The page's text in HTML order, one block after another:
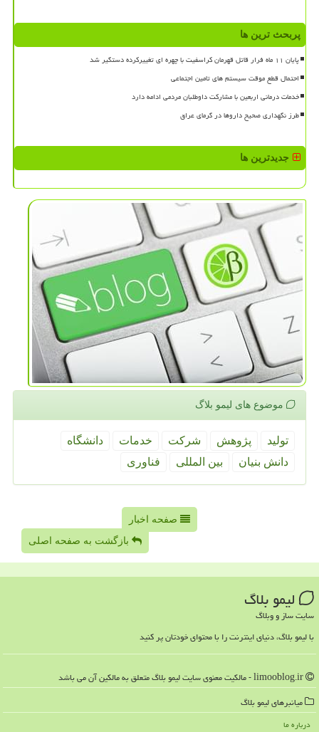
پربحث ترین ها
پایان ۱۱ ماه فرار قاتل قهرمان کراسفیت با چهره ای تغییرکرده دستگیر شد
احتمال قطع موقت سیستم های تامین اجتماعی
خدمات درمانی اربعین با مشارکت داوطلبان مردمی ادامه دارد
طرز نگهداری صحیح داروها در گرمای عراق
جدیدترین ها
موضوع های لیمو بلاگ
تولید پژوهش شركت خدمات
دانشگاه
دانش بنیان
بین المللی فناوری
صفحه اخبار
بازگشت به صفحه اصلی
لیمو بلاگ
سایت ساز و وبلاگ
با لیمو بلاگ، دنیای اینترنت را با محتوای خودتان پر کنید
میانبرهای لیمو بلاگ
درباره ما